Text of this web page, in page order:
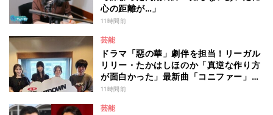
心の距離が…」
11時間前
芸能
ドラマ「惡の華」劇伴を担当！リーガル
リリー・たかはしほのか「真逆な作り方
が面白かった」最新曲「コニファー」制
作秘話も
11時間前
芸能